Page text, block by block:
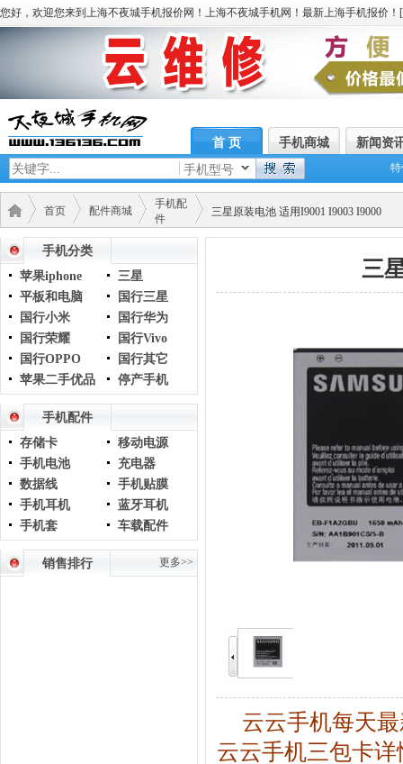
您好，欢迎您来到上海不夜城手机报价网！上海不夜城手机网！最新上海手机报价！[
首 页 手机商城
新闻资
手机型号
首页 配件商城
手机配
件
三星原装电池 适用I9001 I9003 I9000
手机分类
苹果iphone
三星
平板和电脑
国行三星
国行小米
国行华为
国行荣耀
国行Vivo
国行OPPO
国行其它
苹果二手优品
停产手机
手机配件
存储卡
移动电源
手机电池
充电器
数据线
手机贴膜
手机耳机
蓝牙耳机
手机套
车载配件
销售排行 更多>>
三
云云手机每天
云云手机三包卡